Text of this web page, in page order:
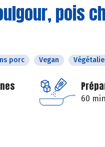
pois
porc Vegan
60 min